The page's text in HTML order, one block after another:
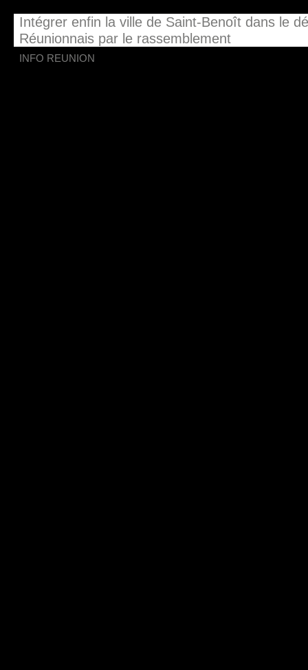
Intégrer enfin la ville de Saint-Benoît dans le
Réunionnais par le rassemblement
INFO REUNION